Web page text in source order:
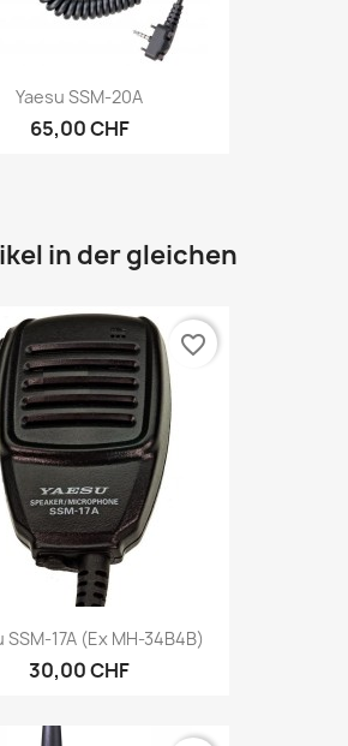
Yaesu SSM-20A
65,00 CHF
in der gleichen
SSM-17A (ex MH-34B4B)
30,00 CHF
favorite_border